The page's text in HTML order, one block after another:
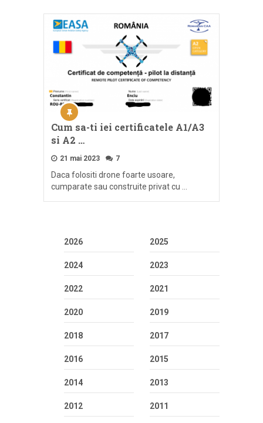
Cum sa-ti iei certificatele A1/A3
si A2 …
21 mai 2023 7
Daca folositi drone foarte usoare,
cumparate sau construite privat cu …
2026 2025
2024 2023
2022 2021
2020 2019
2018 2017
2016 2015
2014 2013
2012 2011